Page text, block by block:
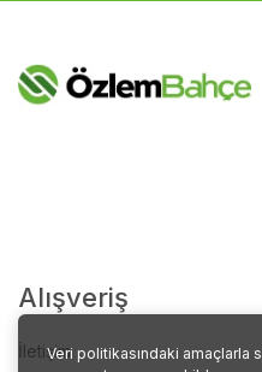
Veri politikasındaki amaçlarla
Alışveriş
İletişim